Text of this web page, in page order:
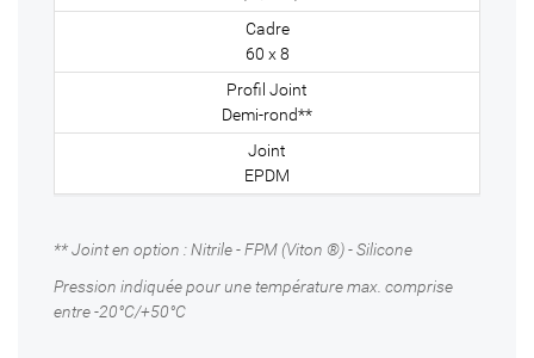
60 x 8
Demi-rond**
EPDM
** Joint en option : Nitrile - FPM (Viton ®) - Silicone
Pression indiquée pour une température max. comprise
entre -20°C/+50°C